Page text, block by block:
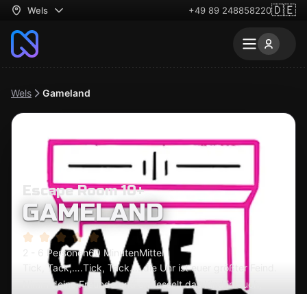
Wels +49 89 248858220🇩🇪
Wels Gameland
Escape Room 10+
GAMELAND
2 - 6 Personen60 MinutenMittel
Tick, Tack,….Tick, Tack…. die Uhr ist euer größter Feind.
Nimm deine Freunde und entfesselt das Kind in euch,